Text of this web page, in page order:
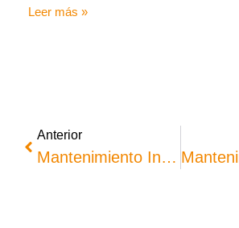
Leer más »
Anterior
Mantenimiento Inteligente Para Facility Management: La Solución Para La Eficiencia De Tu Empresa